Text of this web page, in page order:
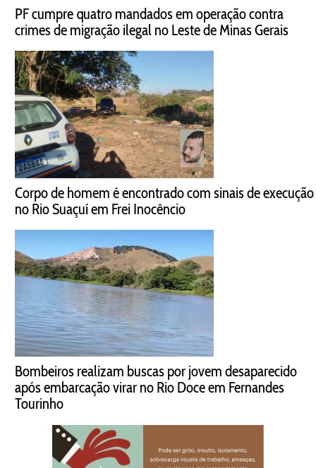
PF cumpre quatro mandados em operação contra
crimes de migração ilegal no Leste de Minas Gerais
Corpo de homem é encontrado com sinais de execução
no Rio Suaçuí em Frei Inocêncio
Bombeiros realizam buscas por jovem desaparecido
após embarcação virar no Rio Doce em Fernandes
Tourinho